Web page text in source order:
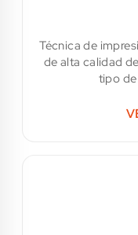
Técnica de
de alta calidad
tipo